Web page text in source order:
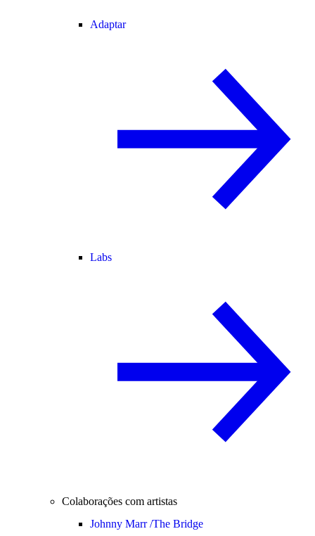
Adaptar
Labs
Colaborações com artistas
Johnny Marr /The Bridge